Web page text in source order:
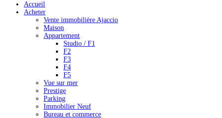
Accueil
Acheter
Vente immobilière Ajaccio
Maison
Appartement
Studio / F1
F2
F3
F4
F5
Vue sur mer
Prestige
Parking
Immobilier Neuf
Bureau et commerce